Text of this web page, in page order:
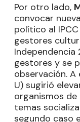
Por otro lado,
convocar
político al
gestores
Independencia
gestores y se
observación.
U) sugirió
organismos
temas
segundo caso